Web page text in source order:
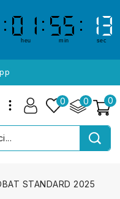
01
01
heu
55
55
min
13
12
12
13
sec
0
0
0
STANDARD 2025